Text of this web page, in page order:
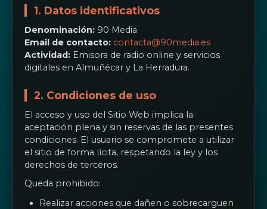
1. Datos identificativos
Denominación: 90 Media
Email de contacto: contacta@90media.es
Actividad: Emisora de radio online y servicios
digitales en Almuñécar y La Herradura.
2. Condiciones de uso
El acceso y uso del Sitio Web implica la
aceptación plena y sin reservas de las presentes
condiciones. El usuario se compromete a utilizar
el sitio de forma lícita, respetando la ley y los
derechos de terceros.
Queda prohibido:
Realizar acciones que dañen o sobrecarguen